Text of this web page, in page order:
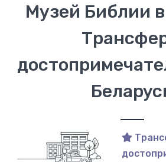
Музей Библии